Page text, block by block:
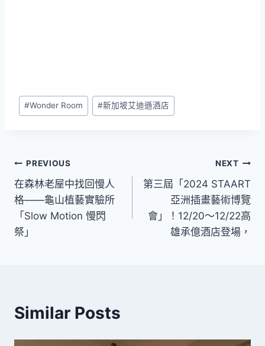
Post
Tags:
#Wonder Room #新加坡艾迪遜酒店
文
章
導
覽
PREVIOUS
在森林老屋中找回慢人
格——龜山植藝實驗所
「Slow Motion 慢閃
祭」
NEXT
第三屆「2024 STAART
亞洲插畫藝術博覽
會」！12/20～12/22高
雄承億酒店登場，
Similar Posts